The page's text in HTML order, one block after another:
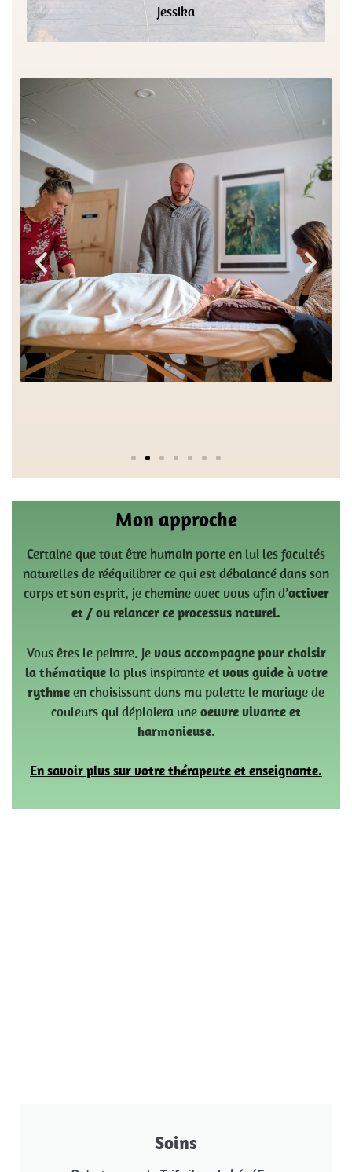
Jessika
Mon approche
Certaine que tout être humain porte en lui les facultés
naturelles de rééquilibrer ce qui est débalancé dans son
corps et son esprit, je chemine avec vous afin d’activer
et / ou relancer ce processus naturel.
Vous êtes le peintre. Je vous accompagne pour choisir
la thématiquela plus inspirante et vous guide à votre
rythmeen choisissant dans ma palette le mariage de
couleurs qui déploiera uneoeuvre vivante et
harmonieuse.
En savoir plus sur votre thérapeute et enseignante.
Soins